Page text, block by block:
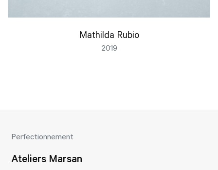
Mathilda Rubio
2019
Perfectionnement
Ateliers Marsan